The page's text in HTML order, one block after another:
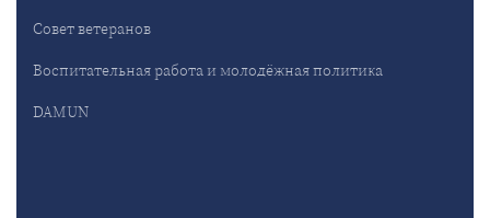
Совет ветеранов
Воспитательная работа и молодёжная политика
DAMUN